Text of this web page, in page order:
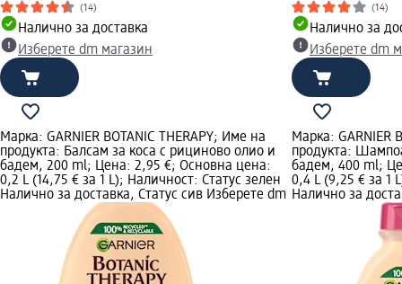
(14)
Налично за доставка
Изберете dm магазин
(14)
Налично за
Изберете dm
Марка: GARNIER BOTANIC THERAPY; Име на
продукта: Балсам за коса с рициново олио и
бадем, 200 ml; Цена: 2,95 €; Основна цена:
0,2 L (14,75 € за 1 L); Наличност: Статус зелен
Налично за доставка, Статус сив Изберете dm
Марка: GARNIER
продукта:
бадем, 400 ml;
0,4 L (9,25 € за 1
Налично за